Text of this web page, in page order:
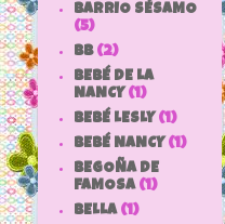
BARRIO SÉSAMO
(5)
bb (2)
BEBÉ DE LA
NANCY (1)
BEBÉ LESLY (1)
BEBÉ NANCY (1)
BEGOÑA DE
FAMOSA (1)
BELLA (1)